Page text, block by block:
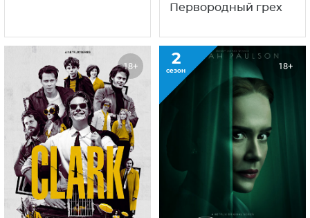
Первородный грех
18+ 2
сезон 18+